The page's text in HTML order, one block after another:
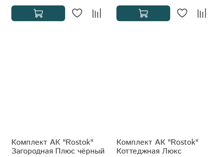
Комплект АК "Rostok"
Загородная Плюс чёрный
Комплект АК "Rostok"
Коттеджная Люкс